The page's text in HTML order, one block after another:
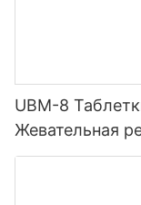
UBM-8
Жевательная
Мармеладка